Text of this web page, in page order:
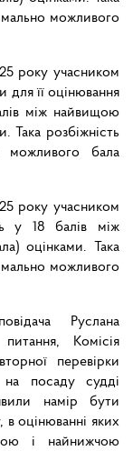
можливого
року учасником
для її оцінювання
між найвищою
Така розбіжність
можливого бала
року учасником
у 18 балів між
оцінками. Така
можливого
Руслана
Комісія
перевірки
на посаду судді
намір бути
оцінюванні яких
і найнижчою